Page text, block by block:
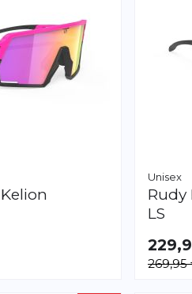
Kelion
Unisex
Rudy
LS
269,95